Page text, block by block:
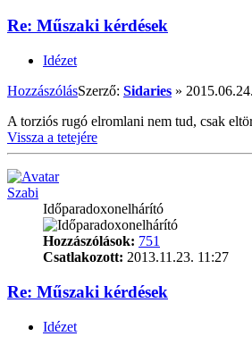
Re: Műszaki kérdések
Idézet
HozzászólásSzerző: Sidaries »
A torziós rugó elromlani nem tud, csak
Vissza a tetejére
Szabi
Időparadoxonelhárító
Hozzászólások: 751
Csatlakozott: 2013.11.23. 11:27
Re: Műszaki kérdések
Idézet